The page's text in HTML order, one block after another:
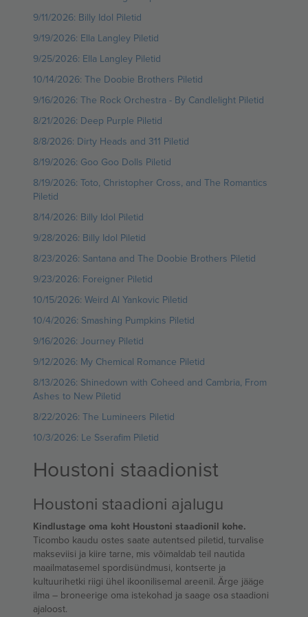
9/11/2026: Billy Idol Piletid
9/19/2026: Ella Langley Piletid
9/25/2026: Ella Langley Piletid
10/14/2026: The Doobie Brothers Piletid
9/16/2026: The Rock Orchestra - By Candlelight Piletid
8/21/2026: Deep Purple Piletid
8/8/2026: Dirty Heads and 311 Piletid
8/19/2026: Goo Goo Dolls Piletid
8/19/2026: Toto, Christopher Cross, and The Romantics
Piletid
8/14/2026: Billy Idol Piletid
9/28/2026: Billy Idol Piletid
8/23/2026: Santana and The Doobie Brothers Piletid
9/23/2026: Foreigner Piletid
10/15/2026: Weird Al Yankovic Piletid
10/4/2026: Smashing Pumpkins Piletid
9/16/2026: Journey Piletid
9/12/2026: My Chemical Romance Piletid
8/13/2026: Shinedown with Coheed and Cambria, From
Ashes to New Piletid
8/22/2026: The Lumineers Piletid
10/3/2026: Le Sserafim Piletid
Houstoni staadionist
Houstoni staadioni ajalugu
Kindlustage oma koht Houstoni staadionil kohe.
Ticombo kaudu ostes saate autentsed piletid, turvalise
makseviisi ja kiire tarne, mis võimaldab teil nautida
maailmatasemel spordisündmusi, kontserte ja
kultuurihetki riigi ühel ikoonilisemal areenil. Ärge jääge
ilma – broneerige oma istekohad ja saage osa staadioni
ajaloost.